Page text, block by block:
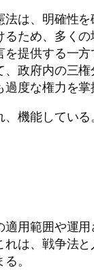
は、明確性
ため、多く
提供する一
政府内の三権
度な権力を掌
機能してい
適用範囲や運
は、戦争法
。